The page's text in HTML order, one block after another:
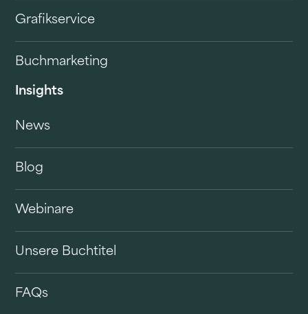
Grafikservice
Buchmarketing
Insights
News
Blog
Webinare
Unsere Buchtitel
FAQs